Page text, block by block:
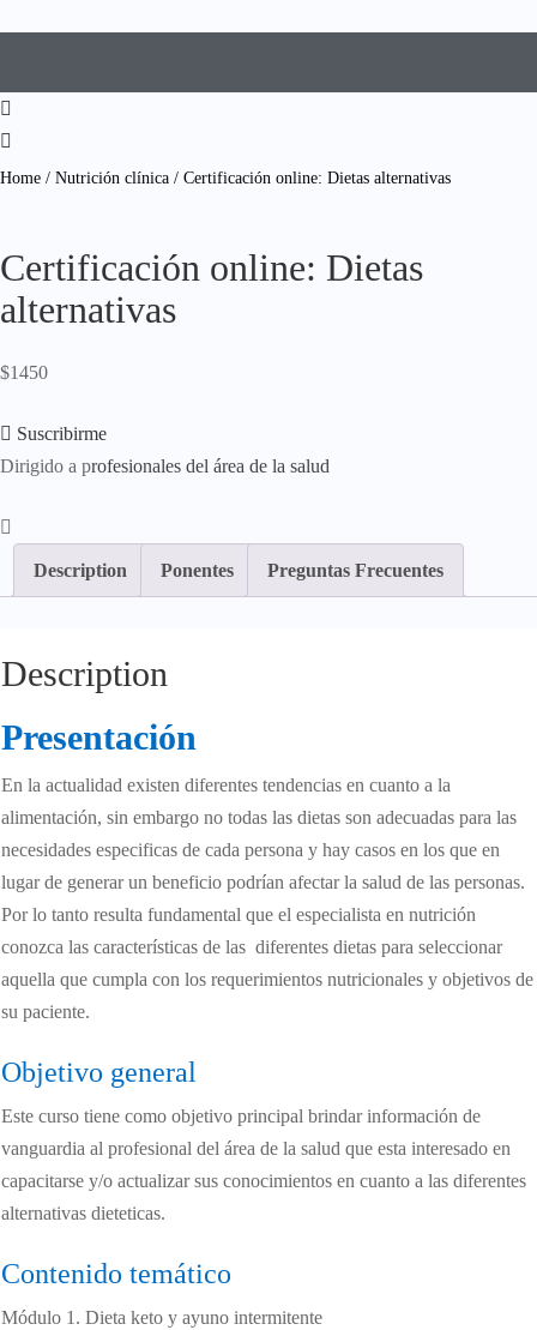
Home / Nutrición clínica / Certificación online: Dietas alternativas
Certificación online: Dietas
alternativas
$1450
Suscribirme
Dirigido a profesionales del área de la salud
Description Ponentes Preguntas Frecuentes
Description
Presentación
En la actualidad existen diferentes tendencias en cuanto a la
alimentación, sin embargo no todas las dietas son adecuadas para las
necesidades especificas de cada persona y hay casos en los que en
lugar de generar un beneficio podrían afectar la salud de las personas.
Por lo tanto resulta fundamental que el especialista en nutrición
conozca las características de las diferentes dietas para seleccionar
aquella que cumpla con los requerimientos nutricionales y objetivos de
su paciente.
Objetivo general
Este curso tiene como objetivo principal brindar información de
vanguardia al profesional del área de la salud que esta interesado en
capacitarse y/o actualizar sus conocimientos en cuanto a las diferentes
alternativas dieteticas.
Contenido temático
Módulo 1. Dieta keto y ayuno intermitente